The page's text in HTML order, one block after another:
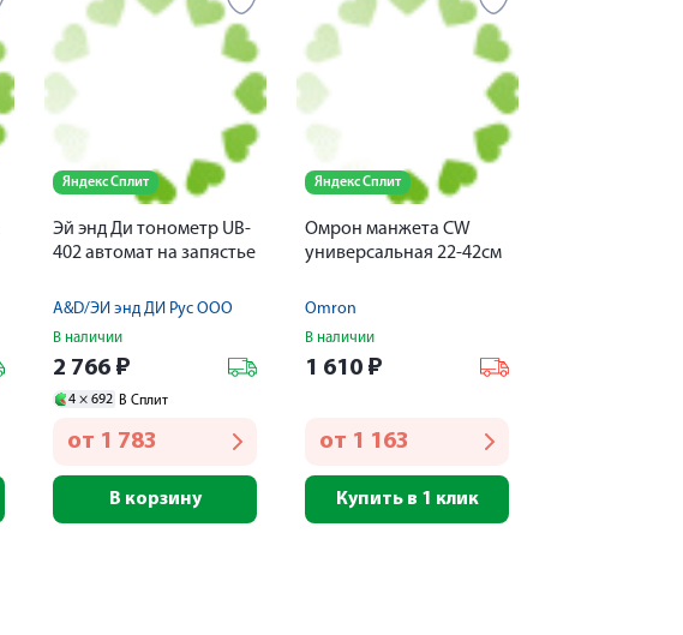
Яндекс Сплит
Эй энд Ди тонометр UB-
402 автомат на запястье
A&D/ЭЙ энд ДИ Рус ООО
В наличии
2 766 ₽
4 × 692 В Сплит
от 1 783
В корзину
Яндекс Сплит
Омрон манжета CW
универсальная 22-42см
Omron
В наличии
1 610 ₽
от 1 163
Купить в 1 клик